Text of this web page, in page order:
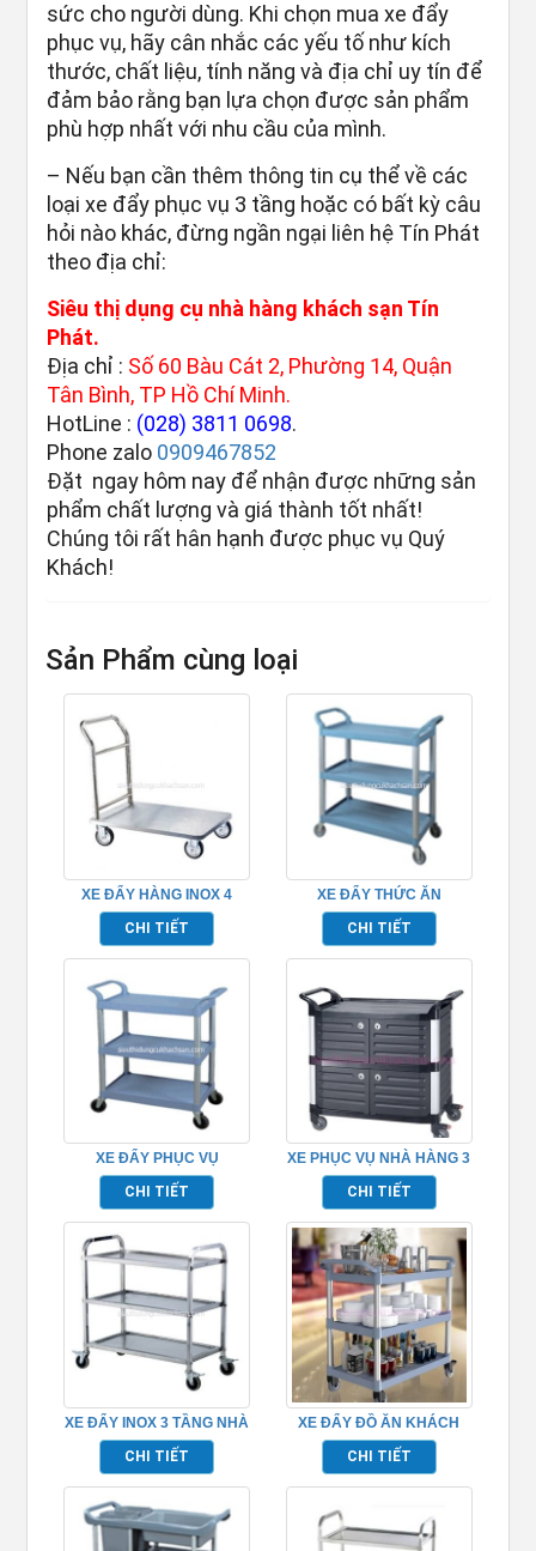
sức cho người dùng. Khi chọn mua xe đẩy
phục vụ, hãy cân nhắc các yếu tố như kích
thước, chất liệu, tính năng và địa chỉ uy tín để
đảm bảo rằng bạn lựa chọn được sản phẩm
phù hợp nhất với nhu cầu của mình.
– Nếu bạn cần thêm thông tin cụ thể về các
loại xe đẩy phục vụ 3 tầng hoặc có bất kỳ câu
hỏi nào khác, đừng ngần ngại liên hệ Tín Phát
theo địa chỉ:
Siêu thị dụng cụ nhà hàng khách sạn Tín
Phát.
Địa chỉ : Số 60 Bàu Cát 2, Phường 14, Quận
Tân Bình, TP Hồ Chí Minh.
HotLine : (028) 3811 0698.
Phone zalo 0909467852
Đặt ngay hôm nay để nhận được những sản
phẩm chất lượng và giá thành tốt nhất!
Chúng tôi rất hân hạnh được phục vụ Quý
Khách!
Sản Phẩm cùng loại
XE ĐẨY HÀNG INOX 4
BÁNH
CHI TIẾT
XE ĐẨY THỨC ĂN
TP680103
CHI TIẾT
XE ĐẨY PHỤC VỤ
TP680101
CHI TIẾT
XE PHỤC VỤ NHÀ HÀNG 3
TẦNG CÓ CỬA
TP_680111B
CHI TIẾT
XE ĐẨY INOX 3 TẦNG NHÀ
HÀNG TP680118
CHI TIẾT
XE ĐẨY ĐỒ ĂN KHÁCH
SẠN – TPN680103
CHI TIẾT